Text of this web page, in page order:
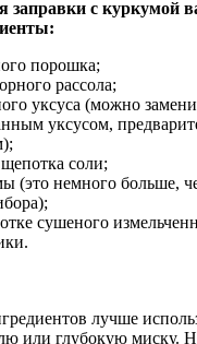
заправки с куркумой
порошка;
рассола;
уксуса (можно
уксусом,
соли;
(это немного больше,
сушеного
лучше
или глубокую миску.